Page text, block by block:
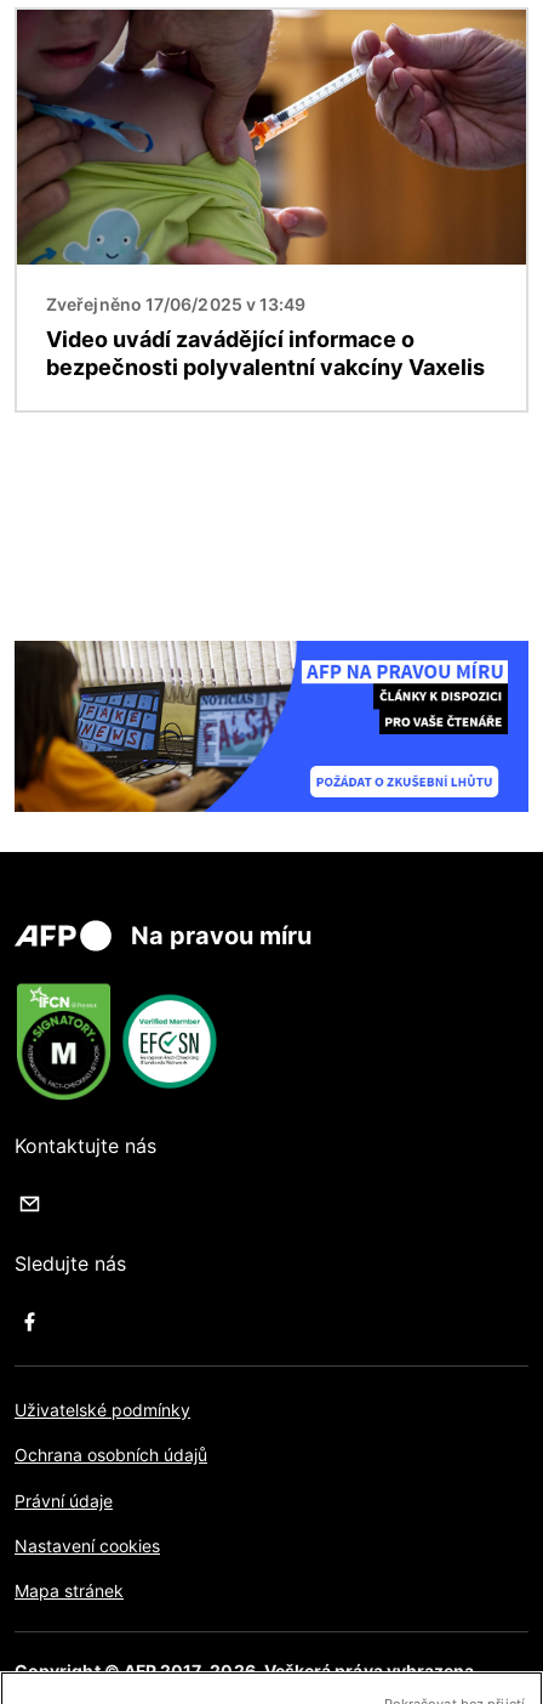
Obrázek
Zveřejněno 17/06/2025 v 13:49
Video uvádí zavádějící informace o
bezpečnosti polyvalentní vakcíny Vaxelis
Na pravou míru
Kontaktujte nás
Sledujte nás
Uživatelské podmínky
Ochrana osobních údajů
Právní údaje
Nastavení cookies
Mapa stránek
Copyright © AFP 2017-2026. Veškerá práva vyhrazena.